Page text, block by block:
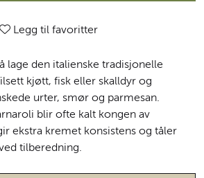
Legg til favoritter
lage den italienske tradisjonelle
kjøtt, fisk eller skalldyr og
urter, smør og parmesan.
blir ofte kalt kongen av
ekstra kremet konsistens og tåler
tilberedning.